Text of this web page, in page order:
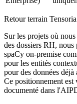
Retour terrain Tensoria
Sur les projets où
des dossiers RH,
spaCy on-premise
pour les entités
pour des données
Ce positionnement est
documenté dans